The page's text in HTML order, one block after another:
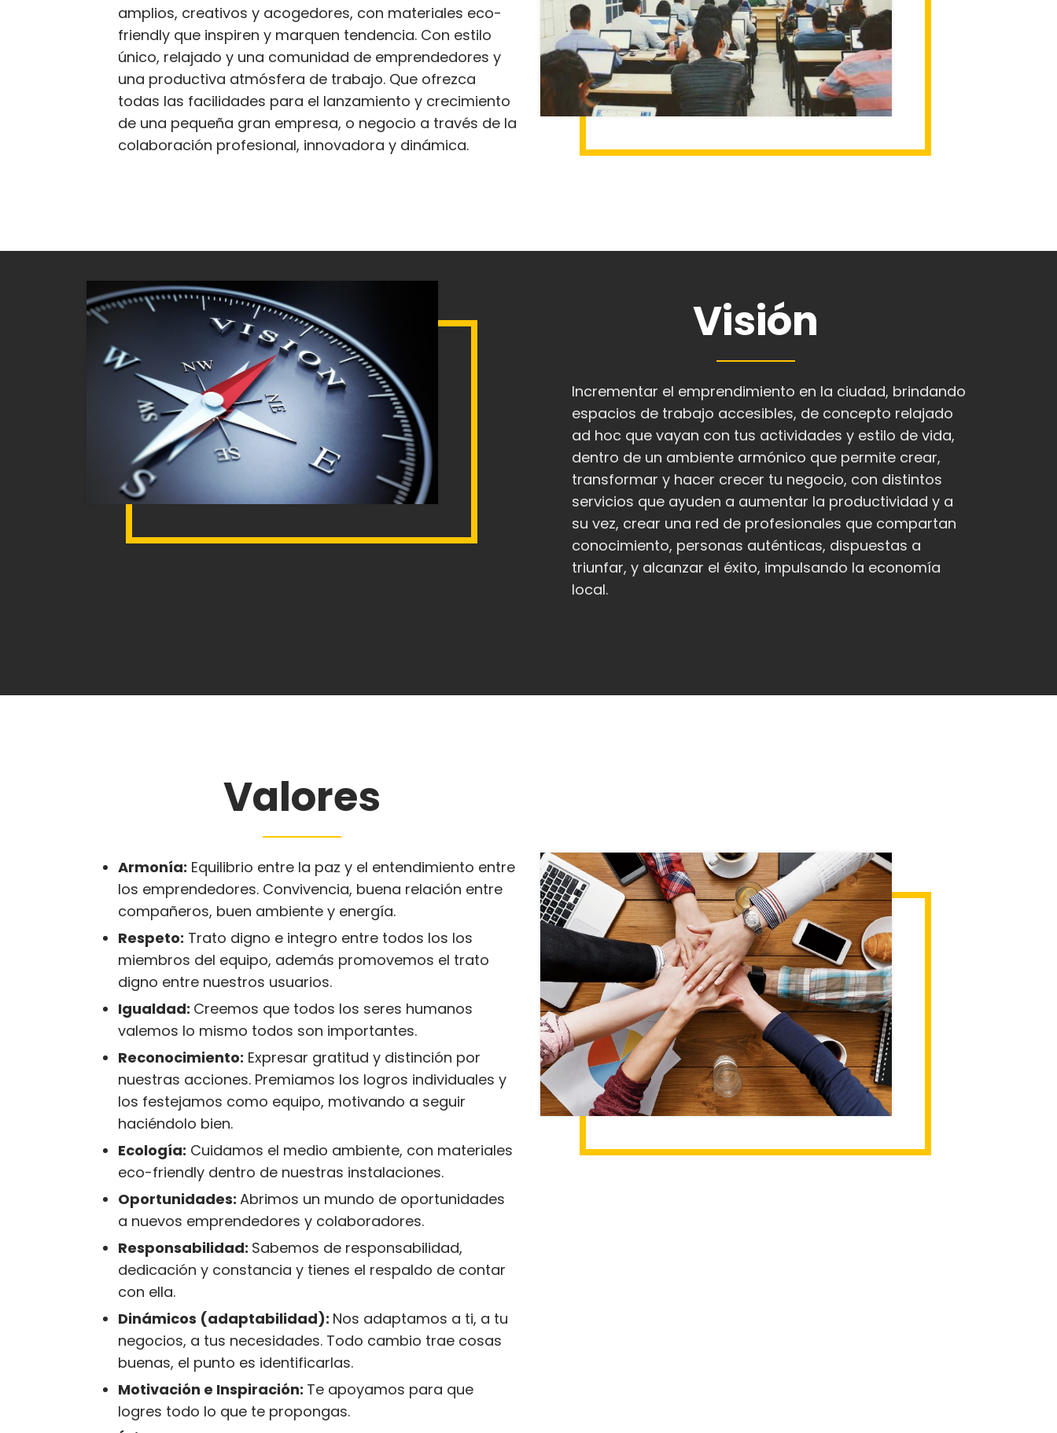
amplios, creativos y acogedores, con materiales eco-
friendly que inspiren y marquen tendencia. Con estilo
único, relajado y una comunidad de emprendedores y
una productiva atmósfera de trabajo. Que ofrezca
todas las facilidades para el lanzamiento y crecimiento
de una pequeña gran empresa, o negocio a través de la
colaboración profesional, innovadora y dinámica.
Visión
Incrementar el emprendimiento en la ciudad, brindando
espacios de trabajo accesibles, de concepto relajado
ad hoc que vayan con tus actividades y estilo de vida,
dentro de un ambiente armónico que permite crear,
transformar y hacer crecer tu negocio, con distintos
servicios que ayuden a aumentar la productividad y a
su vez, crear una red de profesionales que compartan
conocimiento, personas auténticas, dispuestas a
triunfar, y alcanzar el éxito, impulsando la economía
local.
Valores
Armonía: Equilibrio entre la paz y el entendimiento entre
los emprendedores. Convivencia, buena relación entre
compañeros, buen ambiente y energía.
Respeto: Trato digno e integro entre todos los los
miembros del equipo, además promovemos el trato
digno entre nuestros usuarios.
Igualdad: Creemos que todos los seres humanos
valemos lo mismo todos son importantes.
Reconocimiento: Expresar gratitud y distinción por
nuestras acciones. Premiamos los logros individuales y
los festejamos como equipo, motivando a seguir
haciéndolo bien.
Ecología: Cuidamos el medio ambiente, con materiales
eco-friendly dentro de nuestras instalaciones.
Oportunidades: Abrimos un mundo de oportunidades
a nuevos emprendedores y colaboradores.
Responsabilidad: Sabemos de responsabilidad,
dedicación y constancia y tienes el respaldo de contar
con ella.
Dinámicos (adaptabilidad): Nos adaptamos a ti, a tu
negocios, a tus necesidades. Todo cambio trae cosas
buenas, el punto es identificarlas.
Motivación e Inspiración: Te apoyamos para que
logres todo lo que te propongas.